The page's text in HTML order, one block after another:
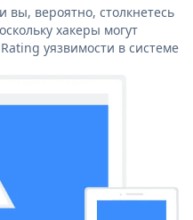
вероятно, столкнетесь
хакеры могут
уязвимости в системе